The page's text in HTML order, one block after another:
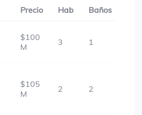
Precio Hab Baños
$100
M
3 1
$105
M
2 2